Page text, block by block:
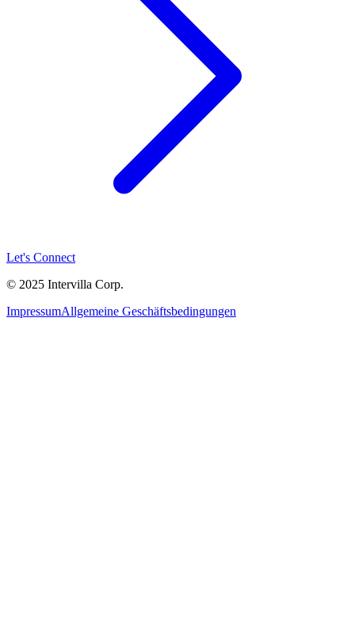
Let's Connect
© 2025 Intervilla Corp.
ImpressumAllgemeine Geschäftsbedingungen